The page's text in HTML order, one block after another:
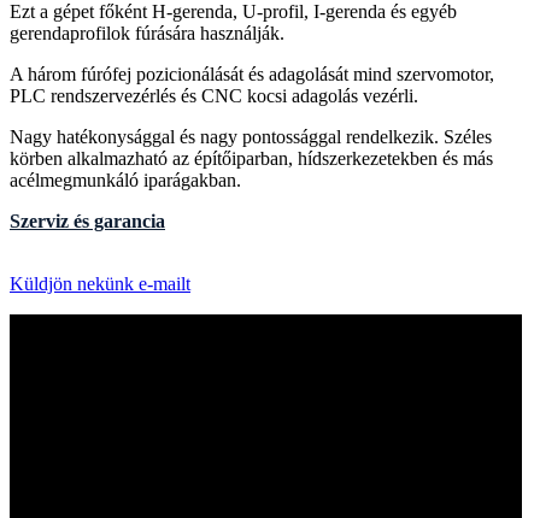
Ezt a gépet főként H-gerenda, U-profil, I-gerenda és egyéb
gerendaprofilok fúrására használják.
A három fúrófej pozicionálását és adagolását mind szervomotor,
PLC rendszervezérlés és CNC kocsi adagolás vezérli.
Nagy hatékonysággal és nagy pontossággal rendelkezik. Széles
körben alkalmazható az építőiparban, hídszerkezetekben és más
acélmegmunkáló iparágakban.
Szerviz és garancia
Küldjön nekünk e-mailt